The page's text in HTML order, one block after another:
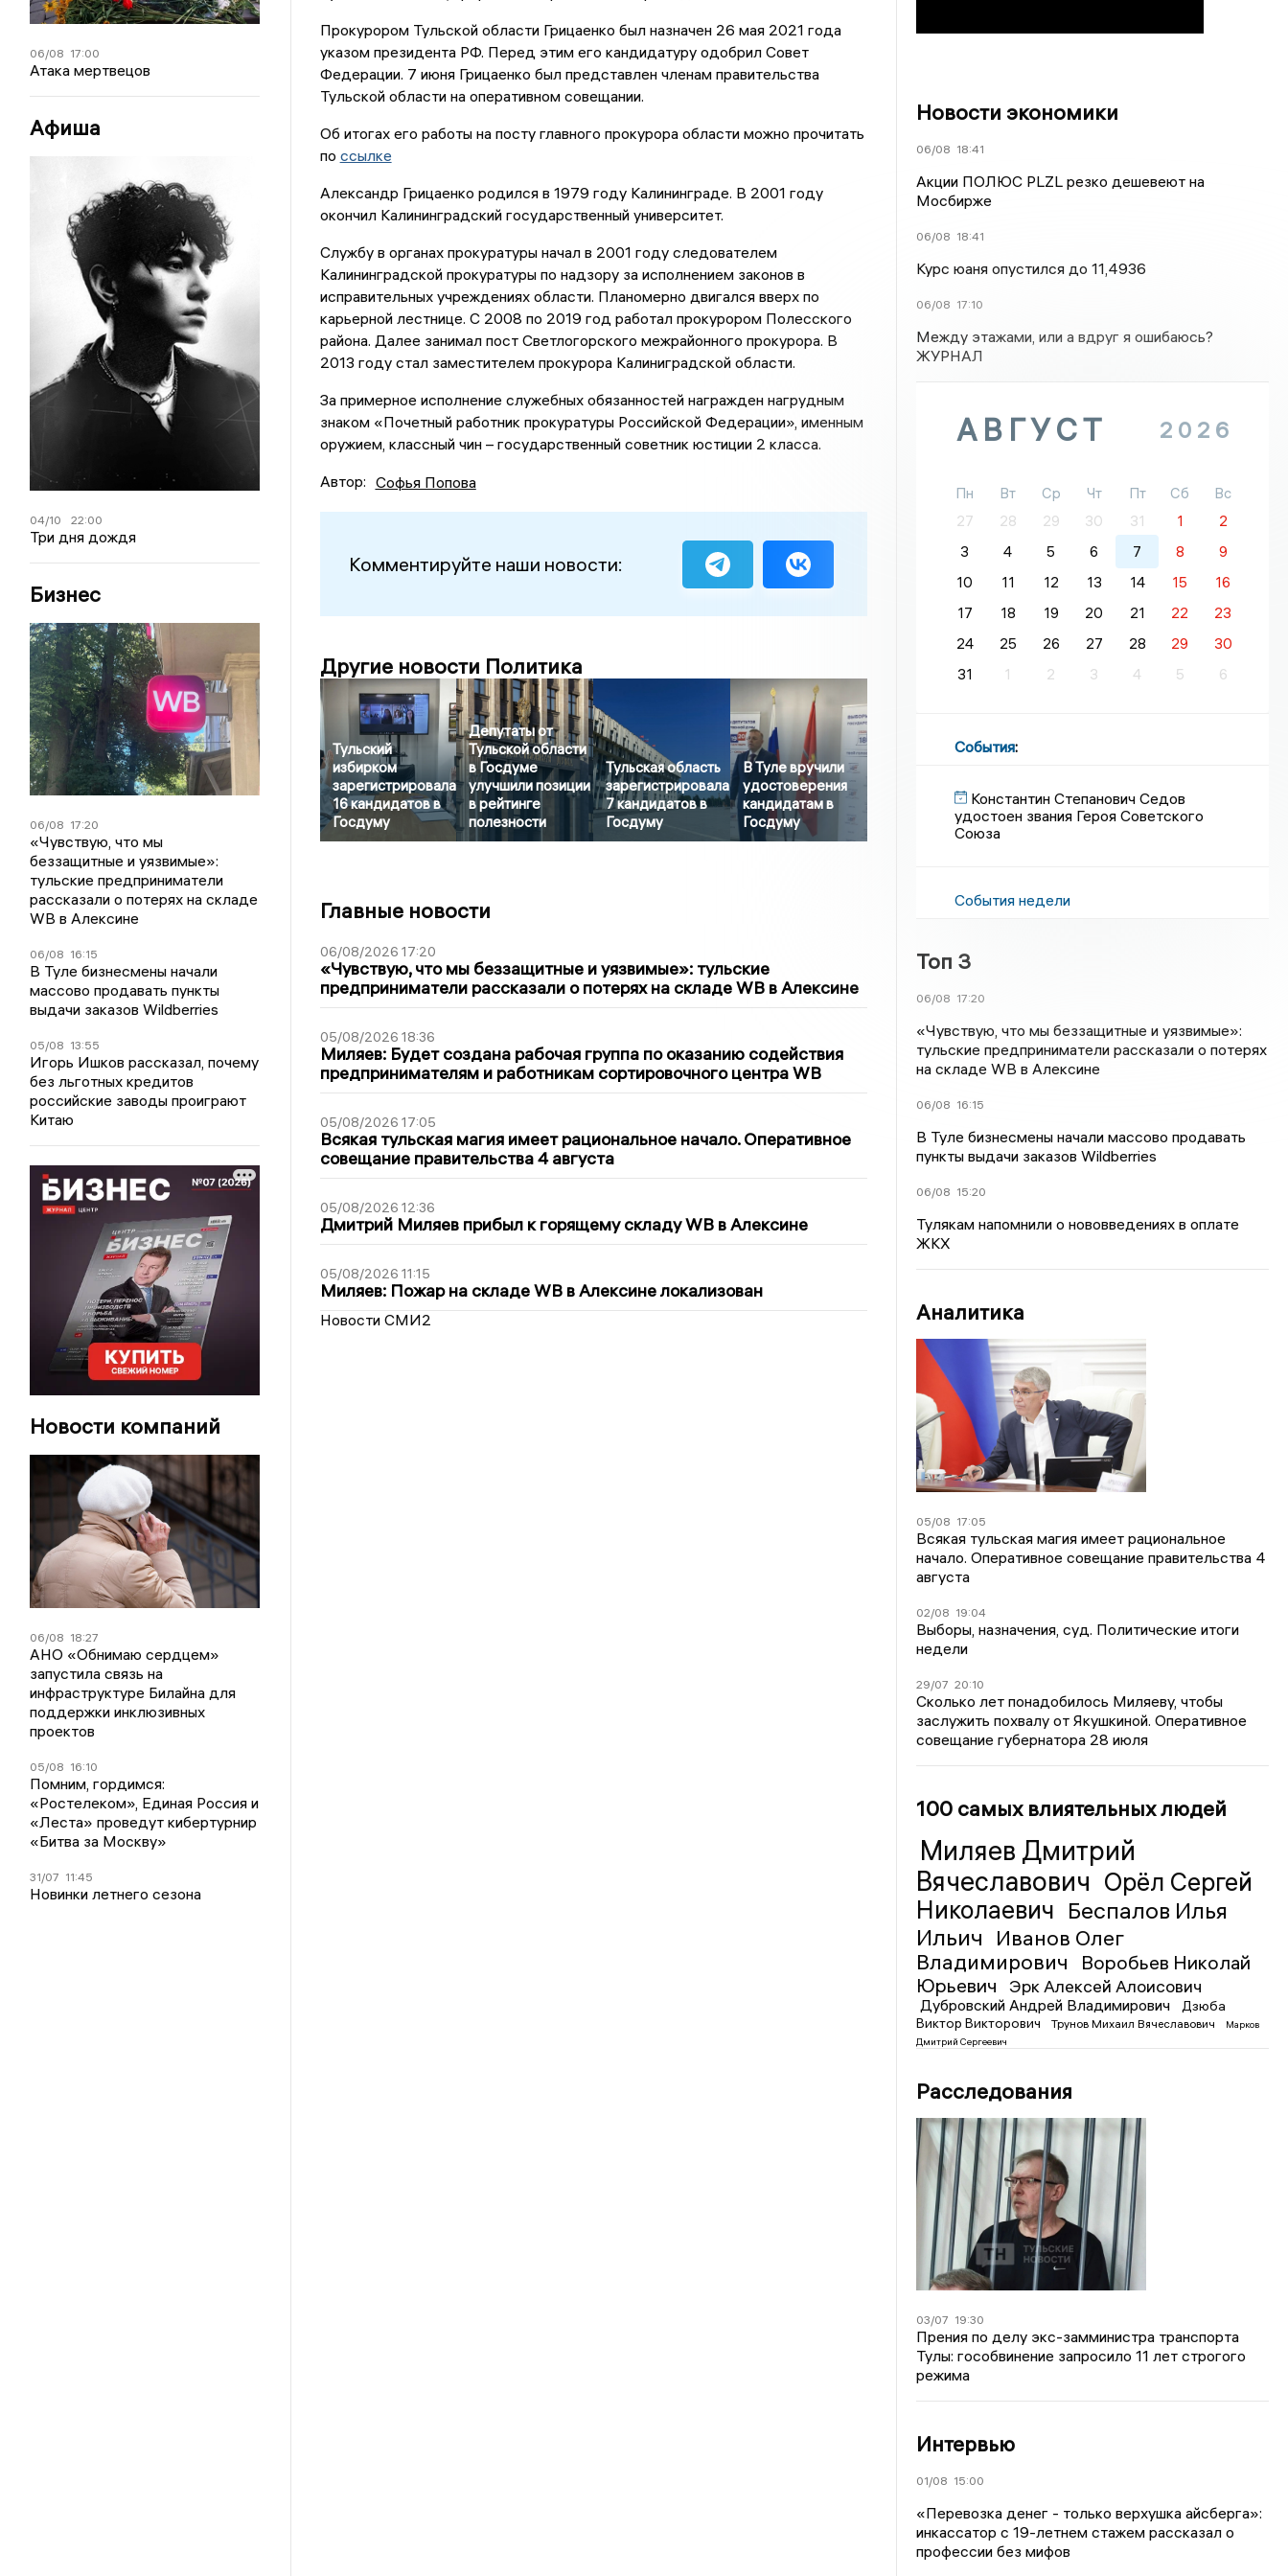
06/08 17:00
Атака мертвецов
Афиша
04/10 22:00
Три дня дождя
Бизнес
06/08 17:20
«Чувствую, что мы
беззащитные и уязвимые»:
тульские предприниматели
рассказали о потерях на складе
WB в Алексине
06/08 16:15
В Туле бизнесмены начали
массово продавать пункты
выдачи заказов Wildberries
05/08 13:55
Игорь Ишков рассказал, почему
без льготных кредитов
российские заводы проиграют
Китаю
Новости компаний
06/08 18:27
АНО «Обнимаю сердцем»
запустила связь на
инфраструктуре Билайна для
поддержки инклюзивных
проектов
05/08 16:10
Помним, гордимся:
«Ростелеком», Единая Россия и
«Леста» проведут кибертурнир
«Битва за Москву»
31/07 11:45
Новинки летнего сезона
Прокурором Тульской области Грицаенко был назначен 26 мая 2021 года
указом президента РФ. Перед этим его кандидатуру одобрил Совет
Федерации. 7 июня Грицаенко был представлен членам правительства
Тульской области на оперативном совещании.
Об итогах его работы на посту главного прокурора области можно прочитать
по ссылке
Александр Грицаенко родился в 1979 году Калининграде. В 2001 году
окончил Калининградский государственный университет.
Службу в органах прокуратуры начал в 2001 году следователем
Калининградской прокуратуры по надзору за исполнением законов в
исправительных учреждениях области. Планомерно двигался вверх по
карьерной лестнице. С 2008 по 2019 год работал прокурором Полесского
района. Далее занимал пост Светлогорского межрайонного прокурора. В
2013 году стал заместителем прокурора Калиниградской области.
За примерное исполнение служебных обязанностей награжден нагрудным
знаком «Почетный работник прокуратуры Российской Федерации», именным
оружием, классный чин – государственный советник юстиции 2 класса.
Автор: Софья Попова
Комментируйте наши новости:
Другие новости Политика
Тульский
избирком
зарегистрировала
16 кандидатов в
Госдуму
Депутаты от
Тульской области
в Госдуме
улучшили позиции
в рейтинге
полезности
Тульская область
зарегистрировала
7 кандидатов в
Госдуму
В Туле вручили
удостоверения
кандидатам в
Госдуму
Главные новости
06/08/2026 17:20
«Чувствую, что мы беззащитные и уязвимые»: тульские
предприниматели рассказали о потерях на складе WB в Алексине
05/08/2026 18:36
Миляев: Будет создана рабочая группа по оказанию содействия
предпринимателям и работникам сортировочного центра WB
05/08/2026 17:05
Всякая тульская магия имеет рациональное начало. Оперативное
совещание правительства 4 августа
05/08/2026 12:36
Дмитрий Миляев прибыл к горящему складу WB в Алексине
05/08/2026 11:15
Миляев: Пожар на складе WB в Алексине локализован
Новости СМИ2
Новости экономики
06/08 18:41
Акции ПОЛЮС PLZL резко дешевеют на
Мосбирже
06/08 18:41
Курс юаня опустился до 11,4936
06/08 17:10
Между этажами, или а вдруг я ошибаюсь?
ЖУРНАЛ
АВГУСТ 2026
Пн Вт Ср Чт Пт Сб
Вс
27
28 29 30 31 1
2
3
4 5 6 7 8
9
10
11 12 13 14 15
16
17
18 19 20 21 22
23
24
25 26 27 28 29
30
31
1 2 3 4 5 6
События:
Константин Степанович Седов
удостоен звания Героя Советского
Союза
События недели
Топ 3
06/08 17:20
«Чувствую, что мы беззащитные и уязвимые»:
тульские предприниматели рассказали о потерях
на складе WB в Алексине
06/08 16:15
В Туле бизнесмены начали массово продавать
пункты выдачи заказов Wildberries
06/08 15:20
Тулякам напомнили о нововведениях в оплате
ЖКХ
Аналитика
05/08 17:05
Всякая тульская магия имеет рациональное
начало. Оперативное совещание правительства 4
августа
02/08 19:04
Выборы, назначения, суд. Политические итоги
недели
29/07 20:10
Сколько лет понадобилось Миляеву, чтобы
заслужить похвалу от Якушкиной. Оперативное
совещание губернатора 28 июля
100 самых влиятельных людей
Миляев Дмитрий
Вячеславович Орёл Сергей
Николаевич Беспалов Илья
Ильич
Иванов Олег
Владимирович
Воробьев Николай
Юрьевич
Эрк Алексей Алоисович
Дубровский Андрей Владимирович
Дзюба
Виктор Викторович
Трунов Михаил Вячеславович
Марков
Дмитрий Сергеевич
Расследования
03/07 19:30
Прения по делу экс-замминистра транспорта
Тулы: гособвинение запросило 11 лет строгого
режима
Интервью
01/08 15:00
«Перевозка денег - только верхушка айсберга»:
инкассатор с 19-летнем стажем рассказал о
профессии без мифов